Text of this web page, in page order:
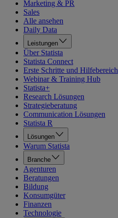
Marketing & PR
Sales
Alle ansehen
Daily Data
Leistungen
Über Statista
Statista Connect
Erste Schritte und Hilfebereich
Webinar & Training Hub
Statista+
Research Lösungen
Strategieberatung
Communication Lösungen
Statista R
Lösungen
Warum Statista
Branche
Agenturen
Beratungen
Bildung
Konsumgüter
Finanzen
Technologie